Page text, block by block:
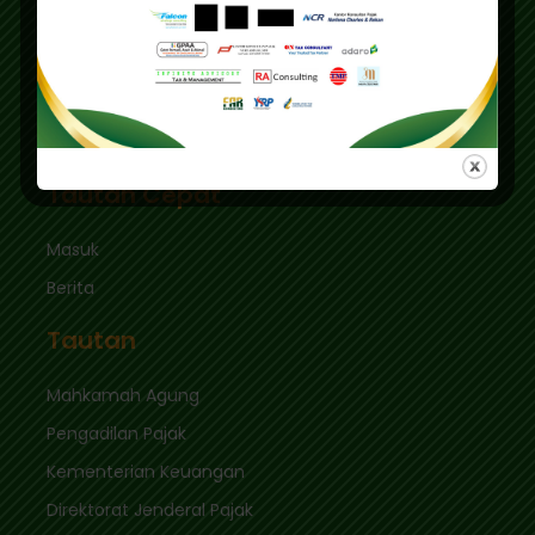
Pusdiklat :
Graha Mas Fatmawati Blok B4-5 Cipete Utara,
Kec. Keb. Baru Jl. Fatmawati Raya
Jakarta Selatan 12410
sekretariat@ikpi.or.id
Tautan Cepat
Masuk
Berita
Tautan
Mahkamah Agung
Pengadilan Pajak
Kementerian Keuangan
Direktorat Jenderal Pajak